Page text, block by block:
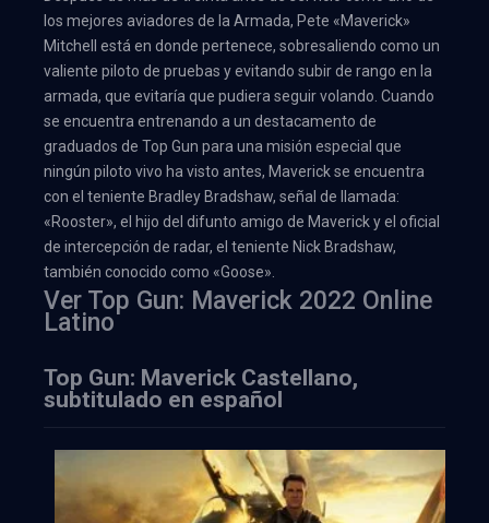
los mejores aviadores de la Armada, Pete «Maverick»
Mitchell está en donde pertenece, sobresaliendo como un
valiente piloto de pruebas y evitando subir de rango en la
armada, que evitaría que pudiera seguir volando. Cuando
se encuentra entrenando a un destacamento de
graduados de Top Gun para una misión especial que
ningún piloto vivo ha visto antes, Maverick se encuentra
con el teniente Bradley Bradshaw, señal de llamada:
«Rooster», el hijo del difunto amigo de Maverick y el oficial
de intercepción de radar, el teniente Nick Bradshaw,
también conocido como «Goose».
Ver Top Gun: Maverick 2022 Online
Latino
Top Gun: Maverick Castellano,
subtitulado en español